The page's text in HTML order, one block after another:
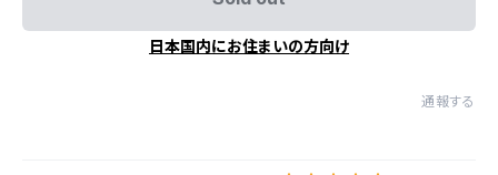
日本国内にお住まいの方向け
通報する